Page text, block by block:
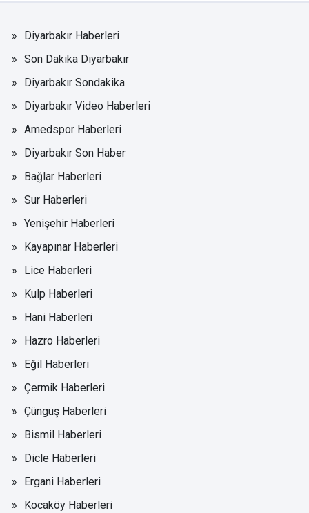
Diyarbakır Haberleri
Son Dakika Diyarbakır
Diyarbakır Sondakika
Diyarbakır Video Haberleri
Amedspor Haberleri
Diyarbakır Son Haber
Bağlar Haberleri
Sur Haberleri
Yenişehir Haberleri
Kayapınar Haberleri
Lice Haberleri
Kulp Haberleri
Hani Haberleri
Hazro Haberleri
Eğil Haberleri
Çermik Haberleri
Çüngüş Haberleri
Bismil Haberleri
Dicle Haberleri
Ergani Haberleri
Kocaköy Haberleri